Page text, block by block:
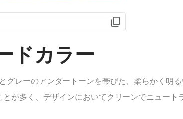
ドカラー
レーのアンダートーンを帯びた、柔らかく明
が多く、デザインにおいてクリーンでニュート